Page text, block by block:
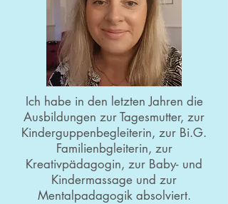
​Ich habe in den letzten Jahren die
Ausbildungen zur Tagesmutter, zur
Kinderguppenbegleiterin, zur Bi.G.
Familienbgleiterin, zur
Kreativpädagogin, zur Baby- und
Kindermassage und zur
Mentalpadagogik absolviert.